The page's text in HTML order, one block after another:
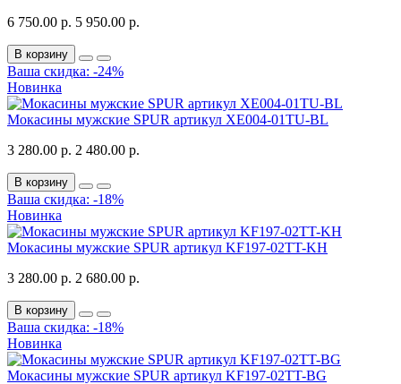
6 750.00 р. 5 950.00 р.
В корзину
Ваша скидка: -24%
Новинка
Мокасины мужские SPUR артикул XE004-01TU-BL
3 280.00 р. 2 480.00 р.
В корзину
Ваша скидка: -18%
Новинка
Мокасины мужские SPUR артикул KF197-02TT-KH
3 280.00 р. 2 680.00 р.
В корзину
Ваша скидка: -18%
Новинка
Мокасины мужские SPUR артикул KF197-02TT-BG